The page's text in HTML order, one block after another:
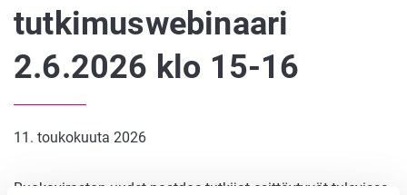
tutkimuswebinaari
2.6.2026 klo 15-16
11. toukokuuta 2026
Ruokaviraston uudet postdoc-tutkijat esittäytyvät tulevissa